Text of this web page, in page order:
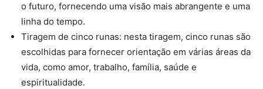
o futuro, fornecendo uma visão mais abrangente e uma
linha do tempo.
Tiragem de cinco runas: nesta tiragem, cinco runas são
escolhidas para fornecer orientação em várias áreas da
vida, como amor, trabalho, família, saúde e
espiritualidade.